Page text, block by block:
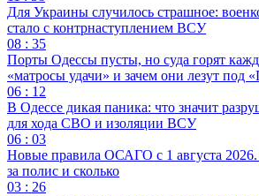
Для Украины случилось страшное:
стало с контрнаступлением ВСУ
08 : 35
Порты Одессы пусты, но суда горят
«матросы удачи» и зачем они лезут под
06 : 12
В Одессе дикая паника: что значит
для хода СВО и изоляции ВСУ
06 : 03
Новые правила ОСАГО с 1 августа 2026.
за полис и сколько
03 : 26